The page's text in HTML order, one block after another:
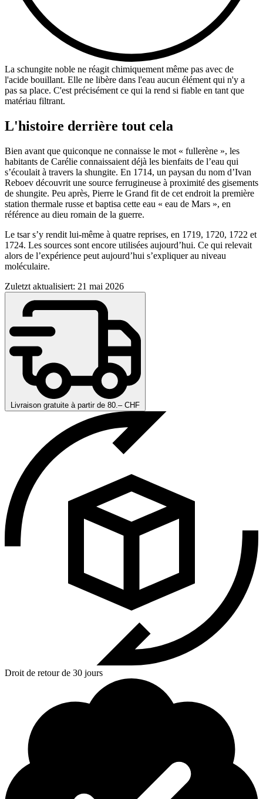
La schungite noble ne réagit chimiquement même pas avec de
l'acide bouillant. Elle ne libère dans l'eau aucun élément qui n'y a
pas sa place. C'est précisément ce qui la rend si fiable en tant que
matériau filtrant.
L'histoire derrière tout cela
Bien avant que quiconque ne connaisse le mot « fullerène », les
habitants de Carélie connaissaient déjà les bienfaits de l’eau qui
s’écoulait à travers la shungite. En 1714, un paysan du nom d’Ivan
Reboev découvrit une source ferrugineuse à proximité des gisements
de shungite. Peu après, Pierre le Grand fit de cet endroit la première
station thermale russe et baptisa cette eau « eau de Mars », en
référence au dieu romain de la guerre.
Le tsar s’y rendit lui-même à quatre reprises, en 1719, 1720, 1722 et
1724. Les sources sont encore utilisées aujourd’hui. Ce qui relevait
alors de l’expérience peut aujourd’hui s’expliquer au niveau
moléculaire.
Zuletzt aktualisiert: 21 mai 2026
Livraison gratuite à partir de 80.– CHF
Droit de retour de 30 jours